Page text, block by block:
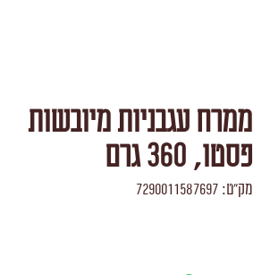
ממרח עגבניות מיובשות
פסטו, 360 גרם
מק"ט: 7290011587697